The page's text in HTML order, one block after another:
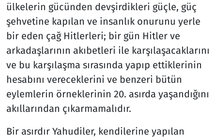
ülkelerin gücünden devşirdikleri güçle, güç
şehvetine kapılan ve insanlık onurunu yerle
bir eden çağ Hitlerleri; bir gün Hitler ve
arkadaşlarının akıbetleri ile karşılaşacaklarını
ve bu karşılaşma sırasında yapıp ettiklerinin
hesabını vereceklerini ve benzeri bütün
eylemlerin örneklerinin 20. asırda yaşandığını
akıllarından çıkarmamalıdır.
Bir asırdır Yahudiler, kendilerine yapılan